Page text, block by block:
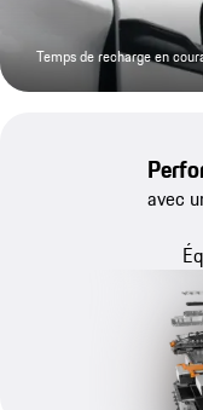
Temps de recharge en
avec